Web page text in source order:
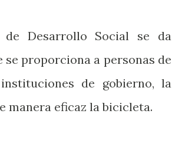
Desarrollo Social se da
proporciona a personas de
de gobierno, la
manera eficaz la bicicleta.